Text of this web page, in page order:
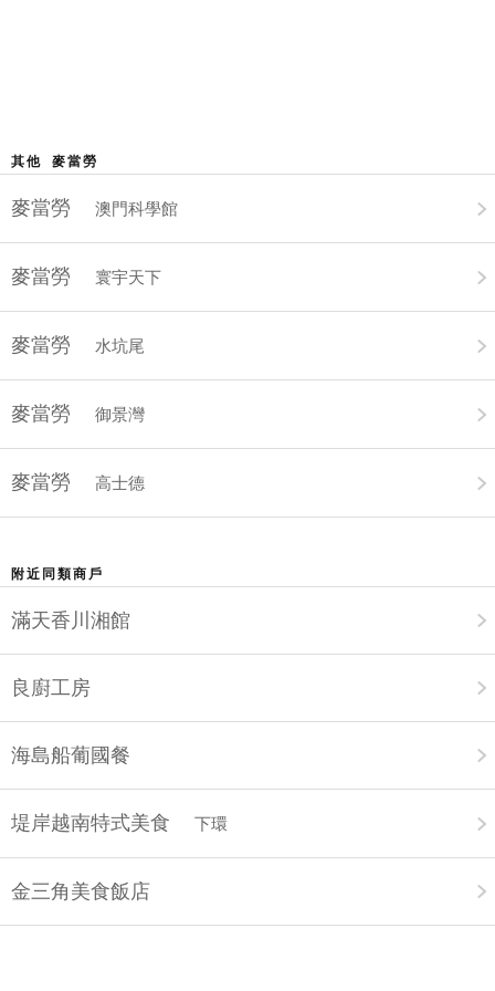
其他 麥當勞
麥當勞 澳門科學館
麥當勞 寰宇天下
麥當勞 水坑尾
麥當勞 御景灣
麥當勞 高士德
附近同類商戶
滿天香川湘館
良廚工房
海島船葡國餐
堤岸越南特式美食 下環
金三角美食飯店